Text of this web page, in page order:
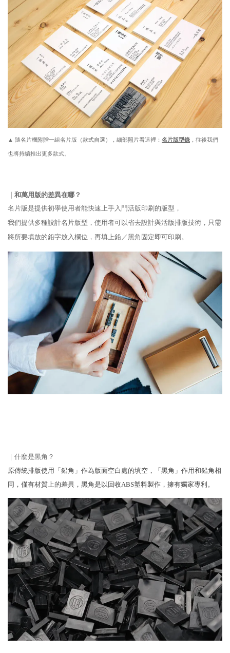
▲ 隨名片機附贈一組名片版（款式自選），細部照片看這裡： 名片版型錄 ，往後我們
也將持續推出更多款式。
｜和萬用版的差異在哪？
名片版是提供初學使用者能快速上手入門活版印刷的版型，
我們提供多種設計名片版型，使用者可以省去設計與活版排版技術，只需
將所要填放的鉛字放入欄位，再填上鉛／黑角固定即可印刷。
｜什麼是黑角？
原傳統排版使用「鉛角」作為版面空白處的填空，「黑角」作用和鉛角相
同，僅有材質上的差異，黑角是以回收ABS塑料製作，擁有獨家專利。